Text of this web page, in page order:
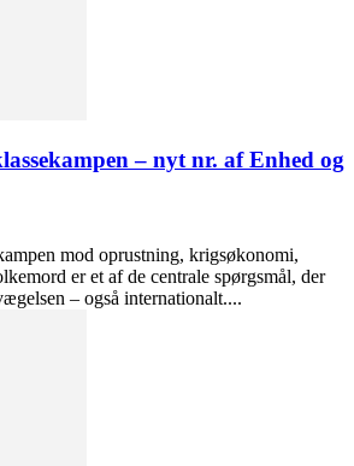
– nyt nr. af Enhed og
mod oprustning, krigsøkonomi,
er et af de centrale spørgsmål, der
– også internationalt....